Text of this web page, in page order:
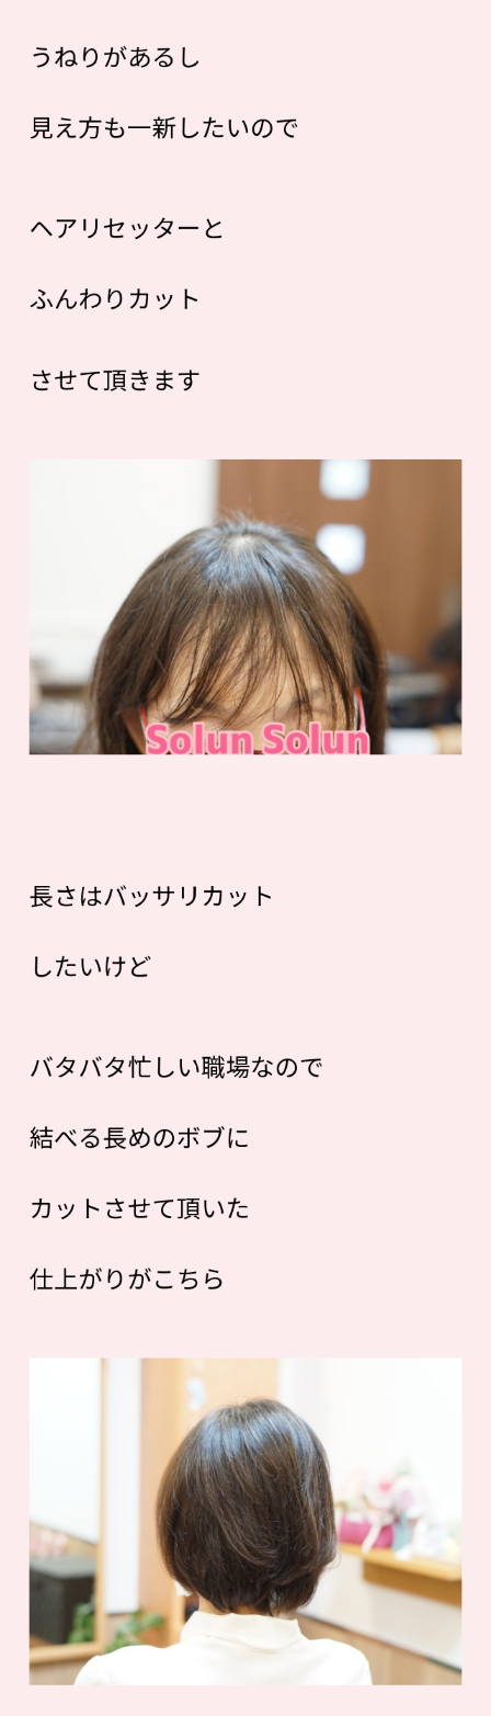
うねりがあるし
見え方も一新したいので
ヘアリセッターと
ふんわりカット
させて頂きます
長さはバッサリカット
したいけど
バタバタ忙しい職場なので
結べる長めのボブに
カットさせて頂いた
仕上がりがこちら